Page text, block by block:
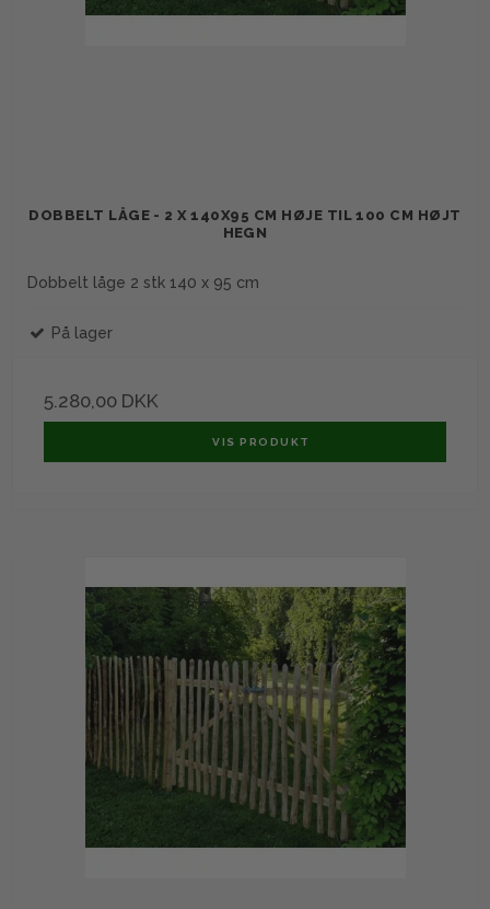
DOBBELT LÅGE - 2 X 140X95 CM HØJE TIL 100 CM HØJT
HEGN
Dobbelt låge 2 stk 140 x 95 cm
På lager
5.280,00 DKK
VIS PRODUKT